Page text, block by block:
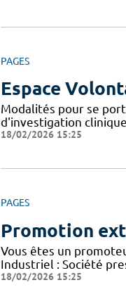
PAGES
Espace
Modalités pour se
d'investigation
18/02/2026 15:25
PAGES
Promotion
Vous êtes un
Industriel : Société
18/02/2026 15:25